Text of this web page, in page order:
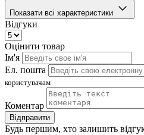
Показати всі характеристики
Відгуки
Оцінити товар
Ім'я
Ел. пошта
користувачам
Коментар
Відправити
Будь першим, хто залишить